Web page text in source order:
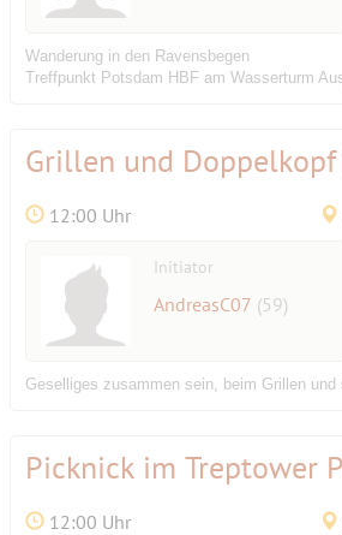
Wanderung in den Ravensbegen
Treffpunkt Potsdam HBF am Wasserturm
Grillen und
12:00 Uhr
Initiator
AndreasC07 (59)
Geselliges zusammen sein, beim Grillen und
Picknick im Treptower
12:00 Uhr